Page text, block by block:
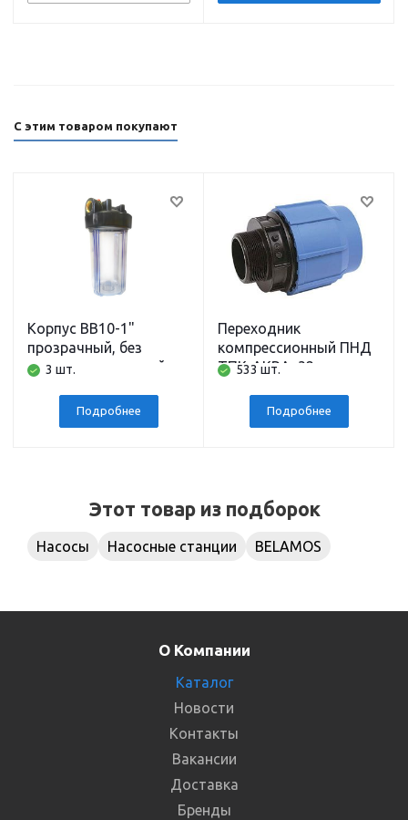
С этим товаром покупают
Корпус BB10-1"
прозрачный, без
картриджа, полный
3 шт.
Подробнее
Переходник
компрессионный ПНД
ТПК-АКВА, 32 мм x
533 шт.
Подробнее
Этот товар из подборок
Насосы Насосные станции BELAMOS
О Компании
Каталог
Новости
Контакты
Вакансии
Доставка
Бренды